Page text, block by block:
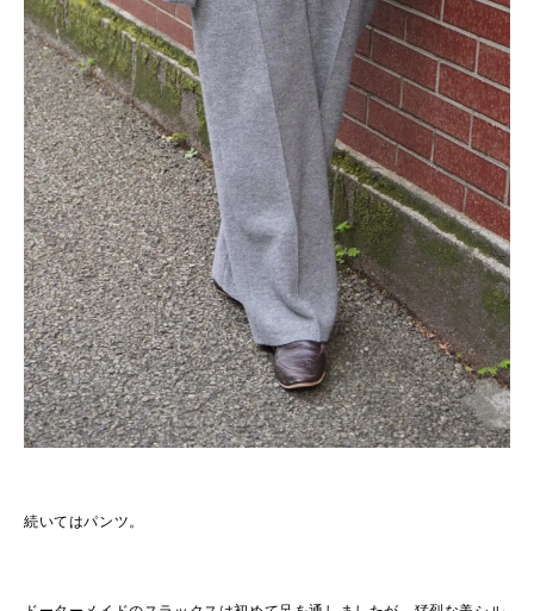
続いてはパンツ。